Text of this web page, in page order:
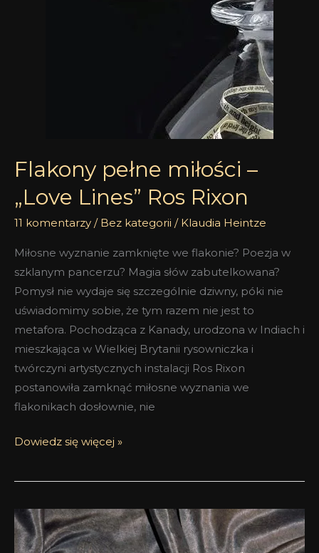
Flakony pełne miłości –
„Love Lines” Ros Rixon
11 komentarzy / Bez kategorii / Klaudia Heintze
Miłosne wyznanie zamknięte we flakonie? Poezja w
szklanym pancerzu? Magia słów zabutelkowana?
Pomysł nie wydaje się szczególnie dziwny, póki nie
uświadomimy sobie, że tym razem nie jest to
metafora. Pochodząca z Kanady, urodzona w Indiach i
mieszkająca w Wielkiej Brytanii rysowniczka i
twórczyni artystycznych instalacji Ros Rixon
postanowiła zamknąć miłosne wyznania we
flakonikach dosłownie, nie
Dowiedz się więcej »
Wąchamy
watę